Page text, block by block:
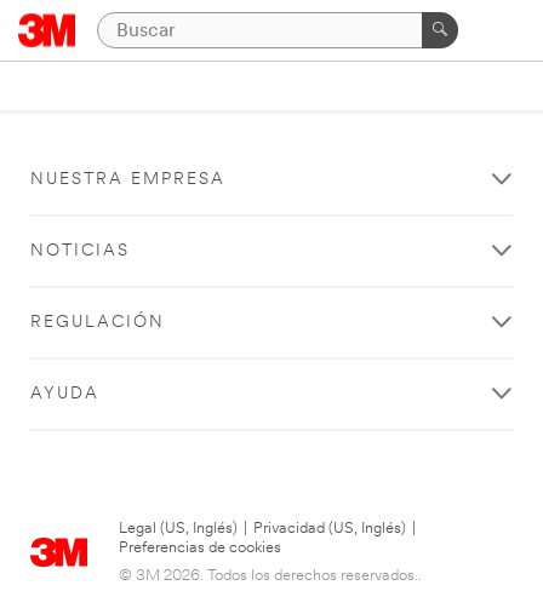
NUESTRA EMPRESA
NOTICIAS
REGULACIÓN
AYUDA
Legal (US, Inglés) Privacidad (US, Inglés)
Preferencias de cookies
© 3M 2026. Todos los derechos reservados..